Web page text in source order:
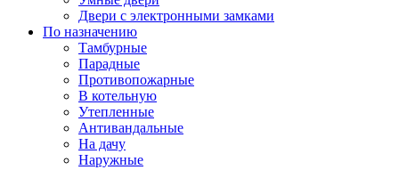
Двери с электронными замками
По назначению
Тамбурные
Парадные
Противопожарные
В котельную
Утепленные
Антивандальные
На дачу
Наружные